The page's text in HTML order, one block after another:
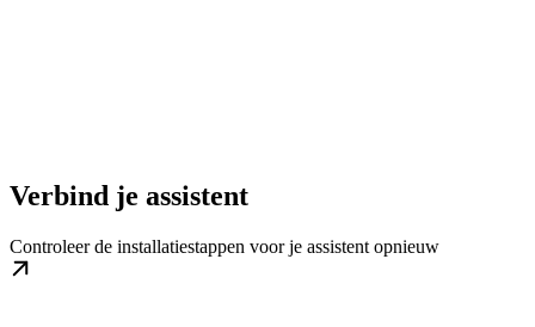
Verbind je assistent
Controleer de installatiestappen voor je assistent opnieuw